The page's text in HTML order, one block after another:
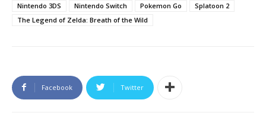
Nintendo 3DS
Nintendo Switch Pokemon Go
Splatoon 2
The Legend of Zelda: Breath of the Wild
Facebook Twitter